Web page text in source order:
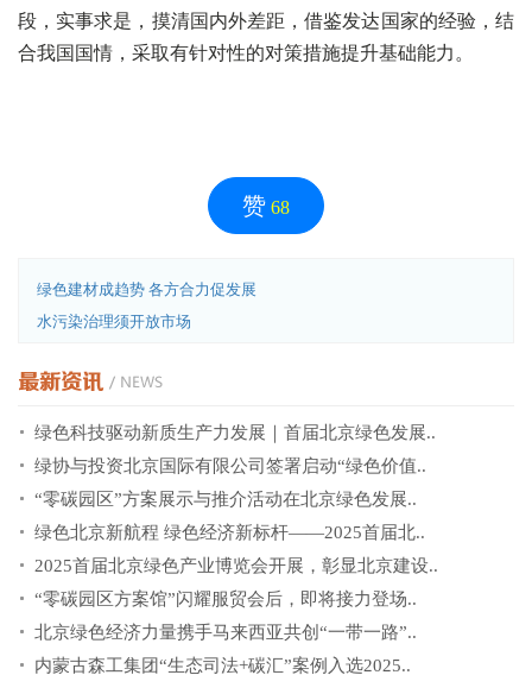
段，实事求是，摸清国内外差距，借鉴发达国家的经验，结
合我国国情，采取有针对性的对策措施提升基础能力。
赞 68
绿色建材成趋势 各方合力促发展
水污染治理须开放市场
绿色科技驱动新质生产力发展｜首届北京绿色发展..
绿协与投资北京国际有限公司签署启动“绿色价值..
“零碳园区”方案展示与推介活动在北京绿色发展..
绿色北京新航程 绿色经济新标杆——2025首届北..
2025首届北京绿色产业博览会开展，彰显北京建设..
“零碳园区方案馆”闪耀服贸会后，即将接力登场..
北京绿色经济力量携手马来西亚共创“一带一路”..
内蒙古森工集团“生态司法+碳汇”案例入选2025..